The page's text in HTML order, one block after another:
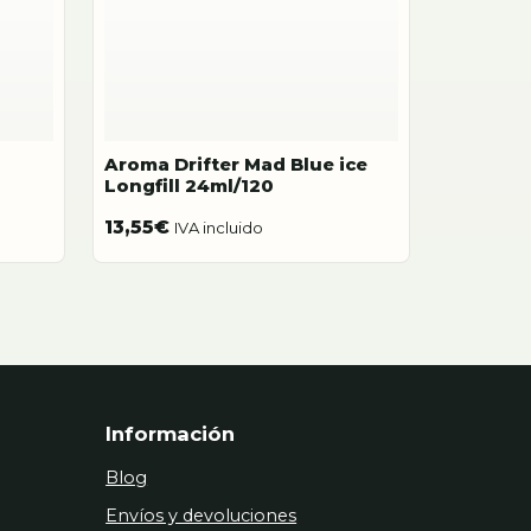
Aroma Drifter Mad Blue ice
Longfill 24ml/120
13,55€ IVA incluido
Información
Blog
Envíos y devoluciones